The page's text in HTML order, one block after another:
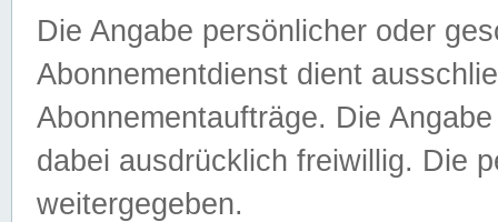
Die Angabe persönlicher oder
Abonnementdienst dient
Abonnementaufträge. Die
dabei ausdrücklich freiwillig. Die
weitergegeben.